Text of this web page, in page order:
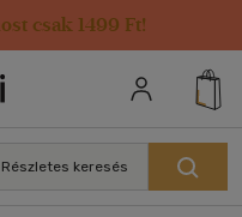
csak 1499 Ft!
Részletes keresés